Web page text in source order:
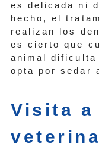
es delicada ni
hecho, el
realizan los
es cierto que
animal
opta por sedar
Visita a